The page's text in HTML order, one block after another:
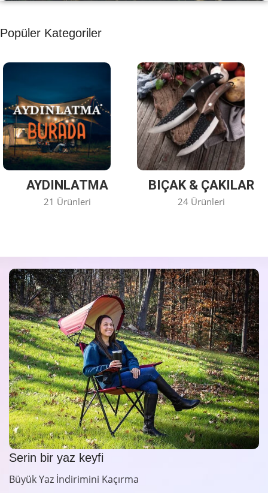
KAHVE KEYFİ
Kahvemizi Denediniz mi ?
Keşfet
Popüler Kategoriler
AYDINLATMA
21 Ürünleri
BIÇAK & ÇAKILAR
24 Ürünleri
Serin bir yaz keyfi
Büyük Yaz İndirimini Kaçırma